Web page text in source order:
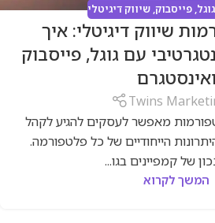
גוגל פייסבוק שיווק דיגיטלי
שיווק דיגיטלי: איך
עם גוגל, פייסבוק
ואינסטגרם
Twins
מאפשר לעסקים להגיע לקהל
הייחודיים של כל פלטפורמה.
של קמפיינים בגו...
המשך לקרוא